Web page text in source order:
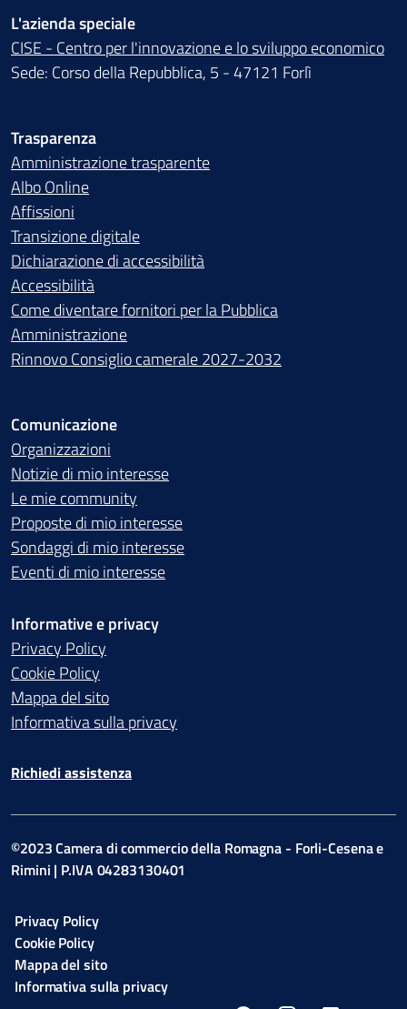
L'azienda speciale
CISE - Centro per l'innovazione e lo sviluppo economico
Sede: Corso della Repubblica, 5 - 47121 Forlì
Trasparenza
Amministrazione trasparente
Albo Online
Affissioni
Transizione digitale
Dichiarazione di accessibilità
Accessibilità
Come diventare fornitori per la Pubblica
Amministrazione
Rinnovo Consiglio camerale 2027-2032
Comunicazione
Organizzazioni
Notizie di mio interesse
Le mie community
Proposte di mio interesse
Sondaggi di mio interesse
Eventi di mio interesse
Informative e privacy
Privacy Policy
Cookie Policy
Mappa del sito
Informativa sulla privacy
Richiedi assistenza
©2023 Camera di commercio della Romagna - Forli-Cesena e
Rimini | P.IVA 04283130401
Privacy Policy
Cookie Policy
Mappa del sito
Informativa sulla privacy